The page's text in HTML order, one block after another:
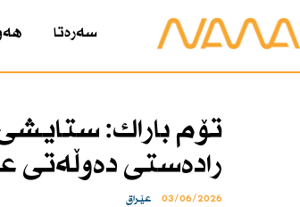
سەرەتا
تۆم باراك: ستایشی
رادەستی‌ دەوڵەتی
03/06/2026 عێراق